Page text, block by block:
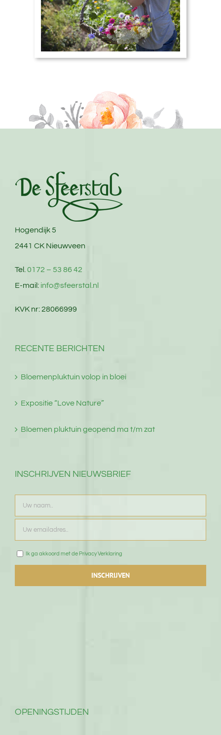
Hogendijk 5
2441 CK Nieuwveen
Tel. 0172 – 53 86 42
E-mail: info@sfeerstal.nl
KVK nr: 28066999
RECENTE BERICHTEN
Bloemenpluktuin volop in bloei
Expositie “Love Nature”
Bloemen pluktuin geopend ma t/m zat
INSCHRIJVEN NIEUWSBRIEF
Ik ga akkoord met de Privacy Verklaring
OPENINGSTIJDEN